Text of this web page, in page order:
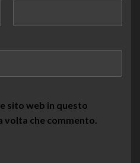
sito web in questo
volta che commento.